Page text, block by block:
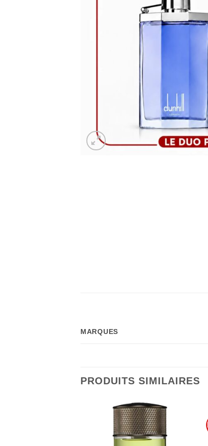
MARQUES
PRODUITS SIMILAIRES